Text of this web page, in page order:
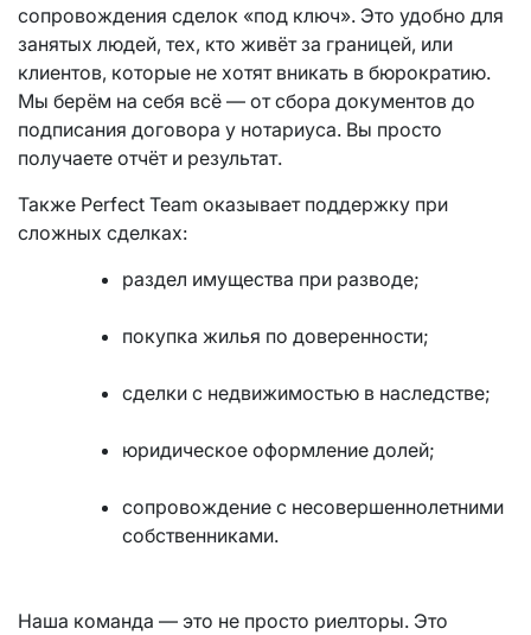
сопровождения сделок «под ключ». Это удобно для
занятых людей, тех, кто живёт за границей, или
клиентов, которые не хотят вникать в бюрократию.
Мы берём на себя всё — от сбора документов до
подписания договора у нотариуса. Вы просто
получаете отчёт и результат.
Также Perfect Team оказывает поддержку при
сложных сделках:
раздел имущества при разводе;
покупка жилья по доверенности;
сделки с недвижимостью в наследстве;
юридическое оформление долей;
сопровождение с несовершеннолетними
собственниками.
Наша команда — это не просто риелторы. Это